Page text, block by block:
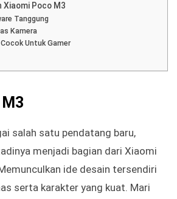
Xiaomi Poco M3
Tanggung
Kamera
Untuk Gamer
salah satu pendatang baru,
menjadi bagian dari Xiaomi
ide desain tersendiri
serta karakter yang kuat. Mari